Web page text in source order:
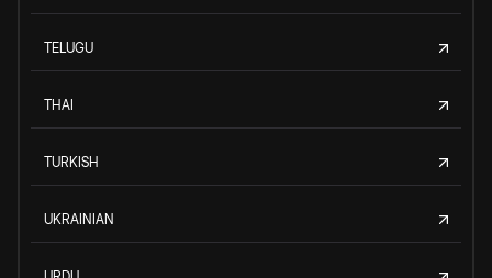
TELUGU
THAI
TURKISH
UKRAINIAN